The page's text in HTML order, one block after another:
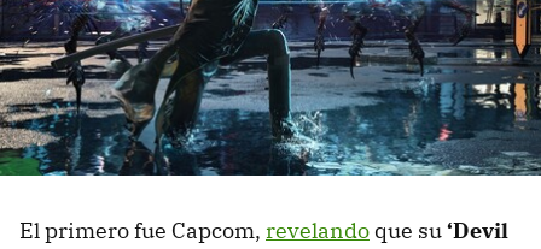
El primero fue Capcom, revelando que su‘Devil